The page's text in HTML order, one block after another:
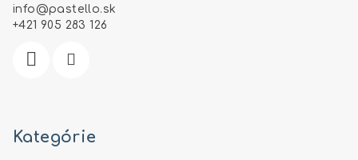
info @pastello.sk
+421 905 283 126
Kategórie